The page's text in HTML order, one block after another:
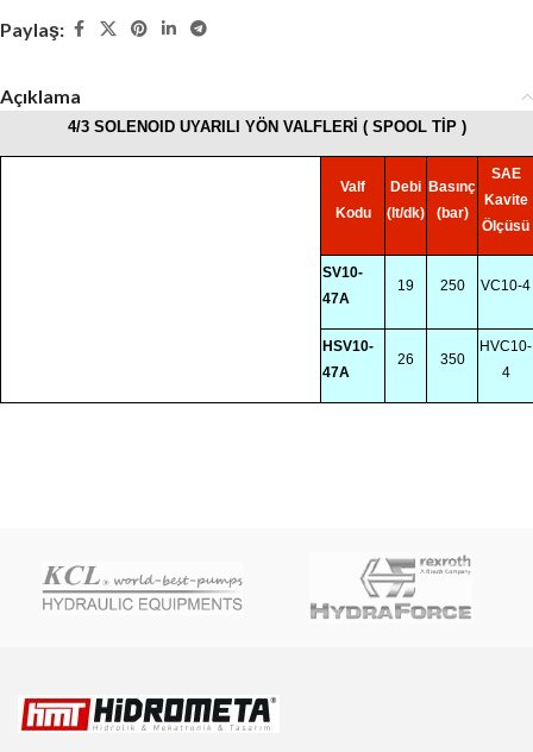
Paylaş:
Açıklama
4/3 SOLENOID UYARILI YÖN VALFLERİ ( SPOOL TİP )
Valf
Kodu
Debi
(lt/dk)
Basınç
(bar)
SAE
Kavite
Ölçüsü
SV10-
47A
19 250 VC10-4
HSV10-
47A
26 350
HVC10-
4